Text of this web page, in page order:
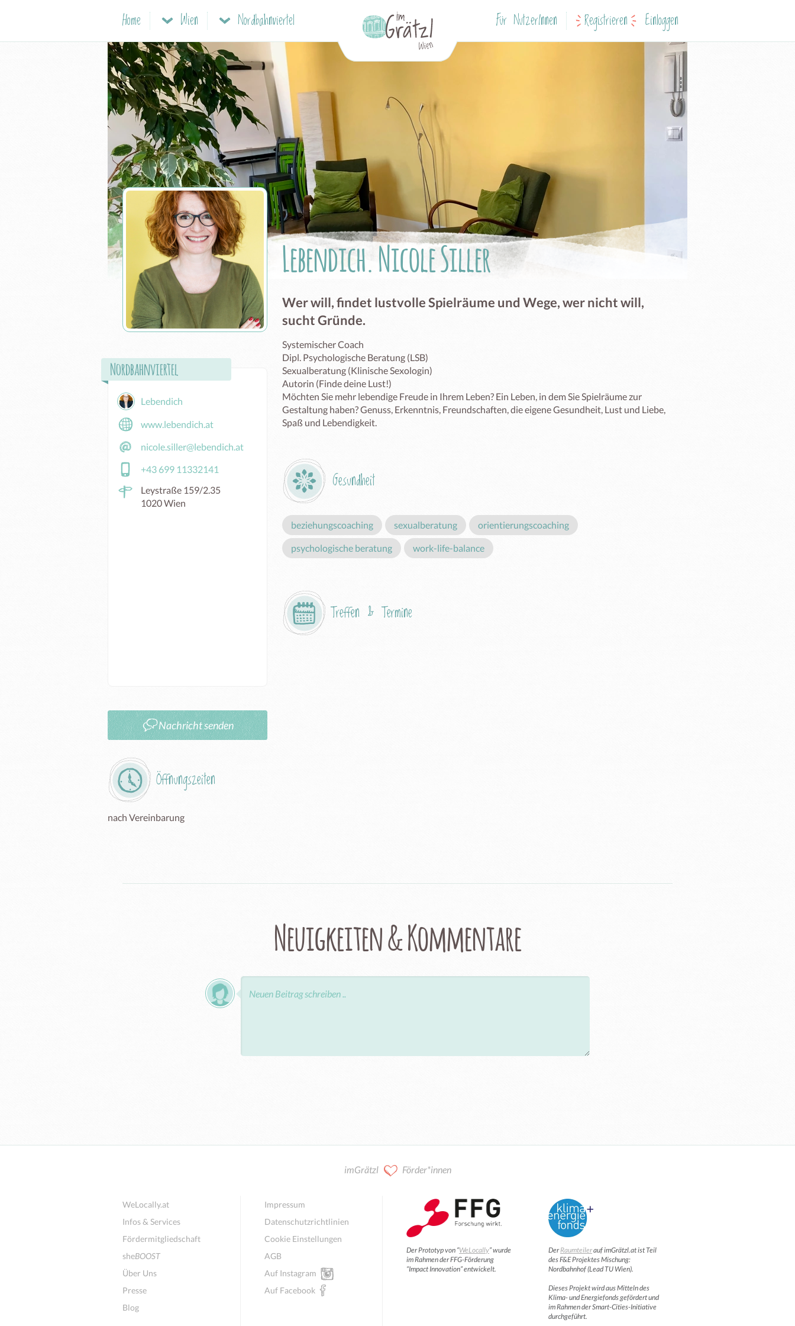
Home Wien Nordbahnviertel Für NutzerInnen Registrieren Einloggen
Lebendich. Nicole Siller
Wer will, findet lustvolle Spielräume und Wege, wer nicht will,
sucht Gründe.
Systemischer Coach
Dipl. Psychologische Beratung (LSB)
Sexualberatung (Klinische Sexologin)
Autorin (Finde deine Lust!)
Möchten Sie mehr lebendige Freude in Ihrem Leben? Ein Leben, in dem Sie Spielräume zur
Gestaltung haben? Genuss, Erkenntnis, Freundschaften, die eigene Gesundheit, Lust und Liebe,
Spaß und Lebendigkeit.
Gesundheit
beziehungscoaching sexualberatung orientierungscoaching
psychologische beratung work-life-balance
Treffen & Termine
Nordbahnviertel
Lebendich
www.lebendich.at
nicole.siller@lebendich.at
+43 699 11332141
Leystraße 159/2.35
1020 Wien
Nachricht senden
Öffnungszeiten
nach Vereinbarung
Neuigkeiten & Kommentare
imGrätzl Förder*innen
WeLocally.at
Infos & Services
Fördermitgliedschaft
sheBOOST
Über Uns
Presse
Blog
Impressum
Datenschutzrichtlinien
Cookie Einstellungen
AGB
Auf Instagram
Auf Facebook
Der Prototyp von “WeLocally” wurde
im Rahmen der FFG-Förderung
“Impact Innovation” entwickelt.
DerRaumteilerauf imGrätzl.at ist Teil
des F&E Projektes Mischung:
Nordbahnhof (Lead TU Wien).
Dieses Projekt wird aus Mitteln des
Klima- und Energiefonds gefördert und
im Rahmen der Smart-Cities-Initiative
durchgeführt.